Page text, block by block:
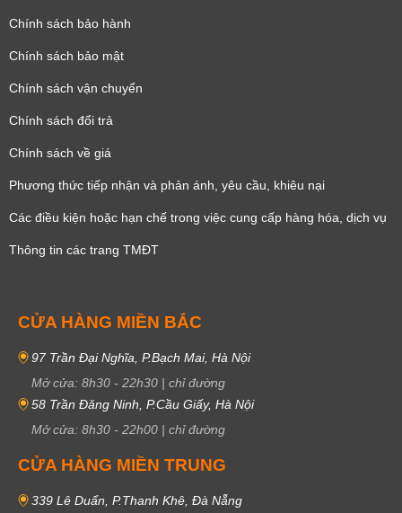
Chính sách bảo hành
Chính sách bảo mật
Chính sách vận chuyển
Chính sách đổi trả
Chính sách về giá
Phương thức tiếp nhận và phản ánh, yêu cầu, khiêu nại
Các điều kiện hoặc hạn chế trong việc cung cấp hàng hóa, dịch vụ
Thông tin các trang TMĐT
CỬA HÀNG MIỀN BẮC
97 Trần Đại Nghĩa, P.Bạch Mai, Hà Nội
Mở cửa: 8h30 - 22h30 | chỉ đường
58 Trần Đăng Ninh, P.Cầu Giấy, Hà Nội
Mở cửa: 8h30 - 22h00 | chỉ đường
CỬA HÀNG MIỀN TRUNG
339 Lê Duẩn, P.Thanh Khê, Đà Nẵng